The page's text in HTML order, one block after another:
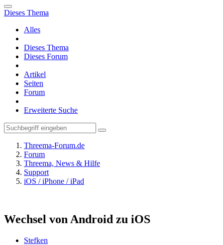
Dieses Thema
Alles
Dieses Thema
Dieses Forum
Artikel
Seiten
Forum
Erweiterte Suche
Threema-Forum.de
Forum
Threema, News & Hilfe
Support
iOS / iPhone / iPad
Wechsel von Android zu iOS
Stefken